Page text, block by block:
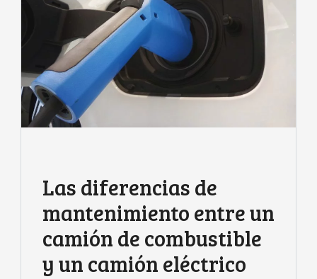
Las diferencias de
mantenimiento entre un
camión de combustible
y un camión eléctrico